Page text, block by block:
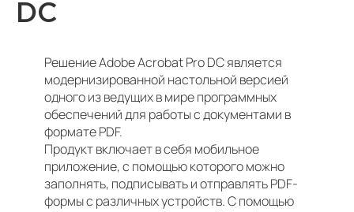
DC
Решение Adobe Acrobat Pro DC является
модернизированной настольной версией
одного из ведущих в мире программных
обеспечений для работы с документами в
формате PDF.
Продукт включает в себя мобильное
приложение, с помощью которого можно
заполнять, подписывать и отправлять PDF-
формы с различных устройств. С помощью